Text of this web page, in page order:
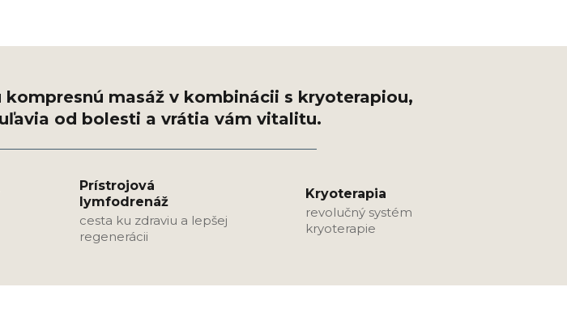
Prístrojová
lymfodrenáž
cesta ku zdraviu a lepšej
regenerácii
Kryoterapia
revolučný systém
kryoterapie